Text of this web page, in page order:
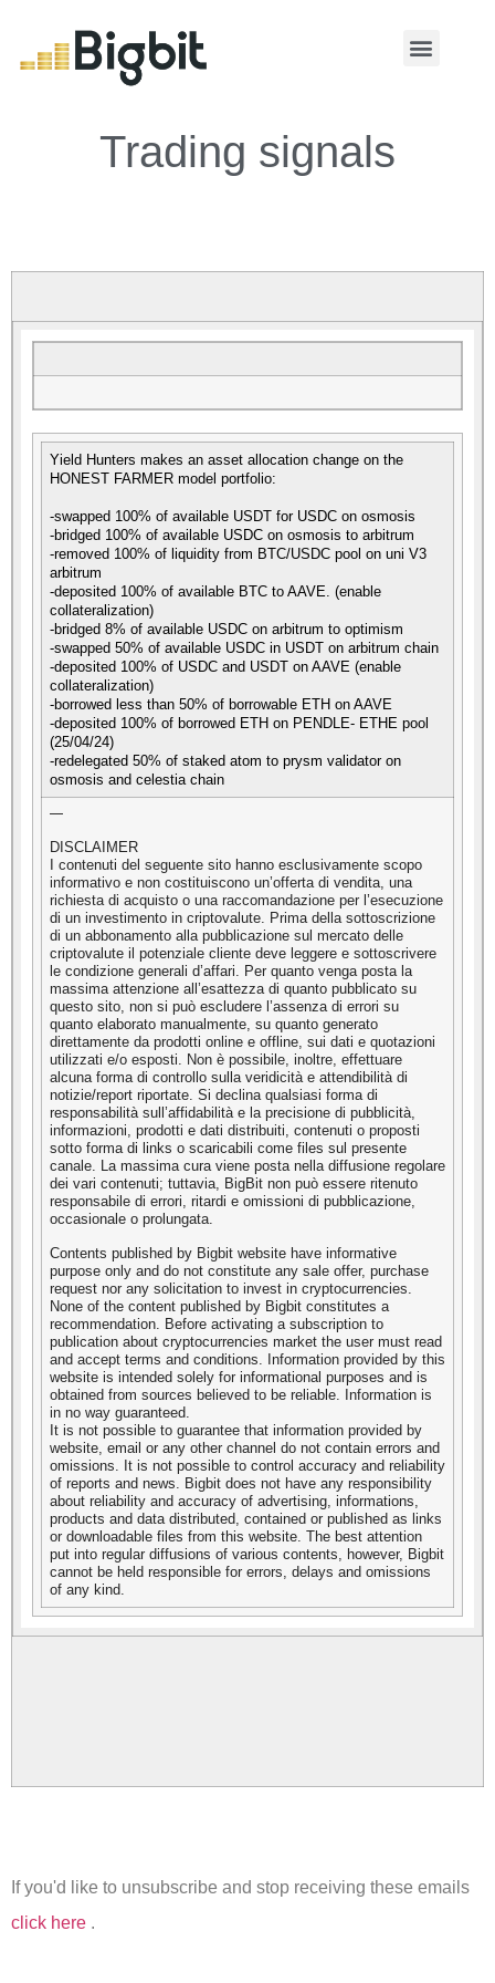
Trading signals
Yield Hunters makes an asset allocation change on the
HONEST FARMER model portfolio:
-swapped 100% of available USDT for USDC on osmosis
-bridged 100% of available USDC on osmosis to arbitrum
-removed 100% of liquidity from BTC/USDC pool on uni V3
arbitrum
-deposited 100% of available BTC to AAVE. (enable
collateralization)
-bridged 8% of available USDC on arbitrum to optimism
-swapped 50% of available USDC in USDT on arbitrum chain
-deposited 100% of USDC and USDT on AAVE (enable
collateralization)
-borrowed less than 50% of borrowable ETH on AAVE
-deposited 100% of borrowed ETH on PENDLE- ETHE pool
(25/04/24)
-redelegated 50% of staked atom to prysm validator on
osmosis and celestia chain
—
DISCLAIMER
I contenuti del seguente sito hanno esclusivamente scopo
informativo e non costituiscono un’offerta di vendita, una
richiesta di acquisto o una raccomandazione per l’esecuzione
di un investimento in criptovalute. Prima della sottoscrizione
di un abbonamento alla pubblicazione sul mercato delle
criptovalute il potenziale cliente deve leggere e sottoscrivere
le condizione generali d’affari. Per quanto venga posta la
massima attenzione all’esattezza di quanto pubblicato su
questo sito, non si può escludere l’assenza di errori su
quanto elaborato manualmente, su quanto generato
direttamente da prodotti online e offline, sui dati e quotazioni
utilizzati e/o esposti. Non è possibile, inoltre, effettuare
alcuna forma di controllo sulla veridicità e attendibilità di
notizie/report riportate. Si declina qualsiasi forma di
responsabilità sull’affidabilità e la precisione di pubblicità,
informazioni, prodotti e dati distribuiti, contenuti o proposti
sotto forma di links o scaricabili come files sul presente
canale. La massima cura viene posta nella diffusione regolare
dei vari contenuti; tuttavia, BigBit non può essere ritenuto
responsabile di errori, ritardi e omissioni di pubblicazione,
occasionale o prolungata.
Contents published by Bigbit website have informative
purpose only and do not constitute any sale offer, purchase
request nor any solicitation to invest in cryptocurrencies.
None of the content published by Bigbit constitutes a
recommendation. Before activating a subscription to
publication about cryptocurrencies market the user must read
and accept terms and conditions. Information provided by this
website is intended solely for informational purposes and is
obtained from sources believed to be reliable. Information is
in no way guaranteed.
It is not possible to guarantee that information provided by
website, email or any other channel do not contain errors and
omissions. It is not possible to control accuracy and reliability
of reports and news. Bigbit does not have any responsibility
about reliability and accuracy of advertising, informations,
products and data distributed, contained or published as links
or downloadable files from this website. The best attention
put into regular diffusions of various contents, however, Bigbit
cannot be held responsible for errors, delays and omissions
of any kind.
If you'd like to unsubscribe and stop receiving these emails
click here .